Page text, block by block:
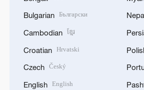
Bulgarian Български
Cambodian ខ្មែរ
Croatian Hrvatski
Czech Český
English English